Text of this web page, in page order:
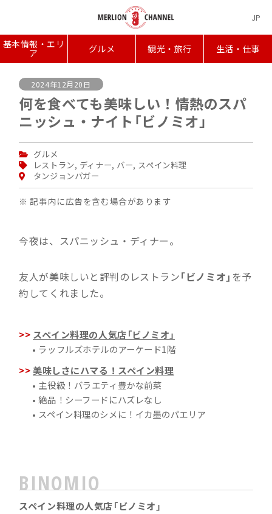
JP
基本情報・エリ
ア グルメ 観光・旅行 生活・仕事
2024年12月20日
何を食べても美味しい！情熱のスパ
ニッシュ・ナイト「ビノミオ」
グルメ
レストラン, ディナー, バー, スペイン料理
タンジョンパガー
※ 記事内に広告を含む場合があります
今夜は、スパニッシュ・ディナー。
友人が美味しいと評判のレストラン「ビノミオ」 を予
約してくれました。
スペイン料理の人気店「ビノミオ」
• ラッフルズホテルのアーケード1階
美味しさにハマる！スペイン料理
• 主役級！バラエティ豊かな前菜
• 絶品！シーフードにハズレなし
• スペイン料理のシメに！イカ墨のパエリア
BINOMIO
スペイン料理の人気店「ビノミオ」